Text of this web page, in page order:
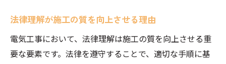
業者選びで重要な法律ポイント
消費者を守る法律とその活用方法
適切な業者選びがもたらす安心感
法律理解が施工の質を向上させる理由
電気工事において、法律理解は施工の質を向上させる重
要な要素です。法律を遵守することで、適切な手順に基